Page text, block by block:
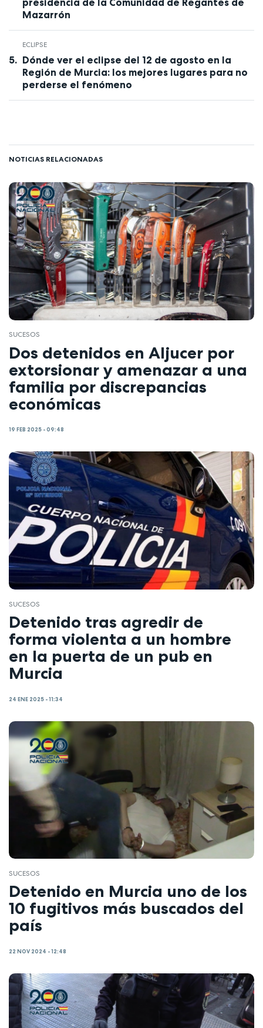
Mazarrón
ECLIPSE
Dónde ver el eclipse del 12 de agosto en la
Región de Murcia: los mejores lugares para no
perderse el fenómeno
NOTICIAS RELACIONADAS
SUCESOS
Dos detenidos en Aljucer por
extorsionar y amenazar a una
familia por discrepancias
económicas
19 FEB 2025 - 09:48
SUCESOS
Detenido tras agredir de
forma violenta a un hombre
en la puerta de un pub en
Murcia
24 ENE 2025 - 11:34
SUCESOS
Detenido en Murcia uno de los
10 fugitivos más buscados del
país
22 NOV 2024 - 12:48